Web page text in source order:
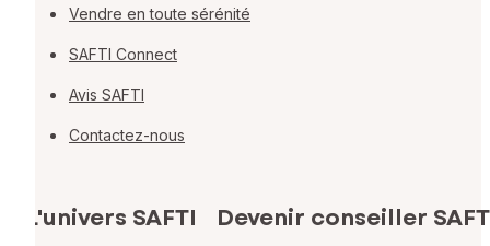
Vendre en toute sérénité
SAFTI Connect
Avis SAFTI
Contactez-nous
L'univers SAFTI Devenir conseiller